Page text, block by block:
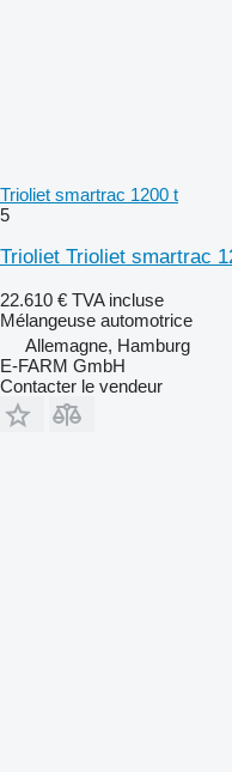
Trioliet smartrac 1200 t
5
Trioliet Trioliet smartrac
22.610 € TVA incluse
Mélangeuse automotrice
Allemagne, Hamburg
E-FARM GmbH
Contacter le vendeur